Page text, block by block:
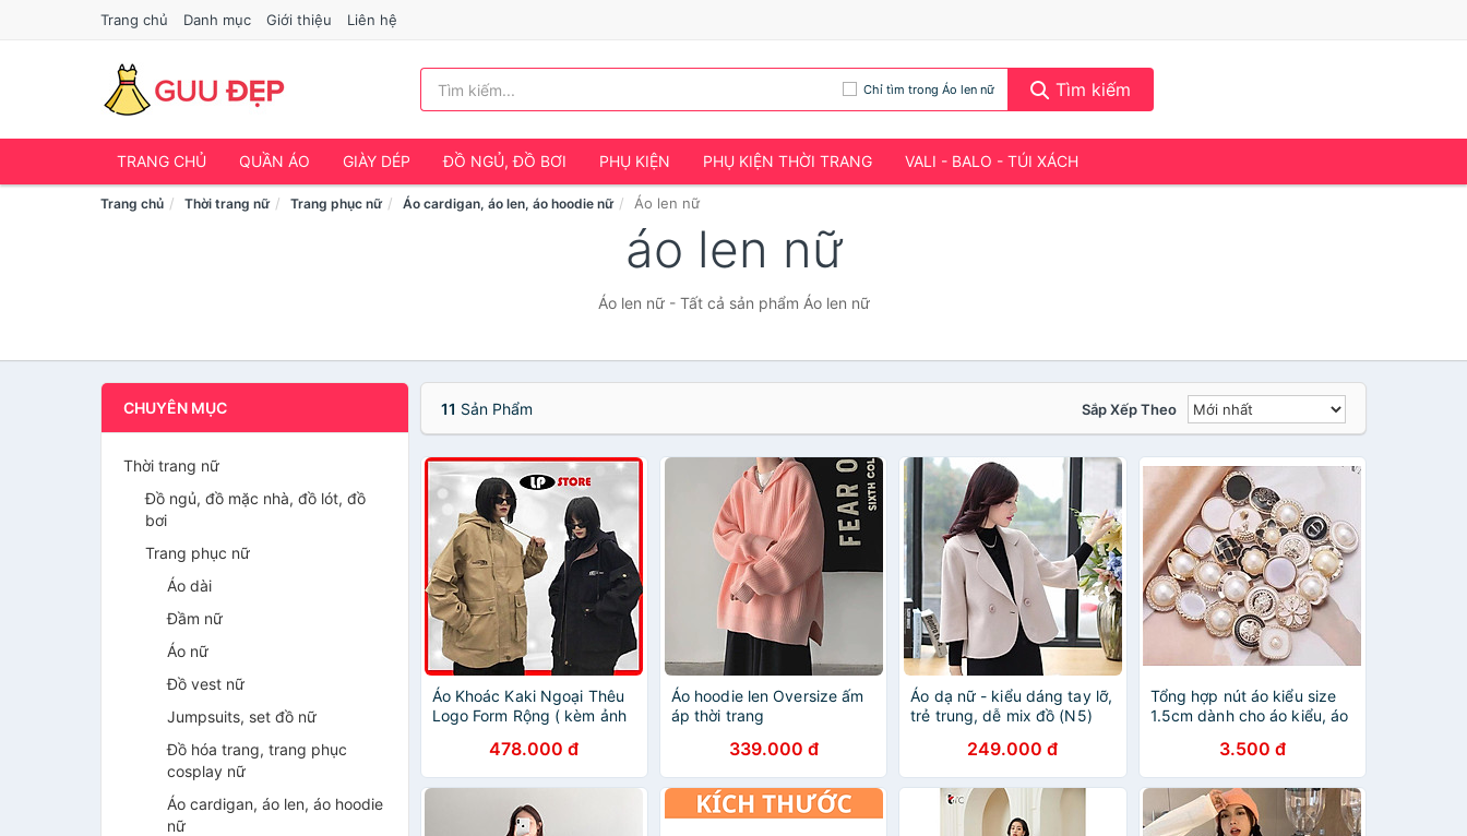
Trang chủ Danh mục Giới thiệu Liên hệ
Chỉ tìm trong Áo len nữ Tìm kiếm
TRANG CHỦ QUẦN ÁO GIÀY DÉP ĐỒ NGỦ, ĐỒ BƠI PHỤ KIỆN PHỤ KIỆN THỜI TRANG VALI - BALO - TÚI XÁCH
Trang chủ Thời trang nữ Trang phục nữ Áo cardigan, áo len, áo hoodie nữ Áo len nữ
áo len nữ
Áo len nữ - Tất cả sản phẩm Áo len nữ
CHUYÊN MỤC
Thời trang nữ
Đồ ngủ, đồ mặc nhà, đồ lót, đồ
bơi
Trang phục nữ
Áo dài
Đầm nữ
Áo nữ
Đồ vest nữ
Jumpsuits, set đồ nữ
Đồ hóa trang, trang phục
cosplay nữ
Áo cardigan, áo len, áo hoodie
nữ
11 Sản Phẩm Sắp Xếp Theo
Áo Khoác Kaki Ngoại Thêu
Logo Form Rộng ( kèm ảnh
478.000 đ
Áo hoodie len Oversize ấm
áp thời trang
339.000 đ
Áo dạ nữ - kiểu dáng tay lỡ,
trẻ trung, dễ mix đồ (N5)
249.000 đ
Tổng hợp nút áo kiểu size
1.5cm dành cho áo kiểu, áo
3.500 đ